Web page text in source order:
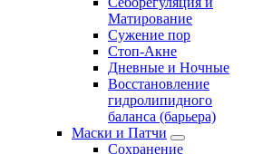
Матирование
Сужение пор
Стоп-Акне
Дневные и Ночные
Восстановление
гидролипидного
баланса (барьера)
Маски и Патчи
Сохранение